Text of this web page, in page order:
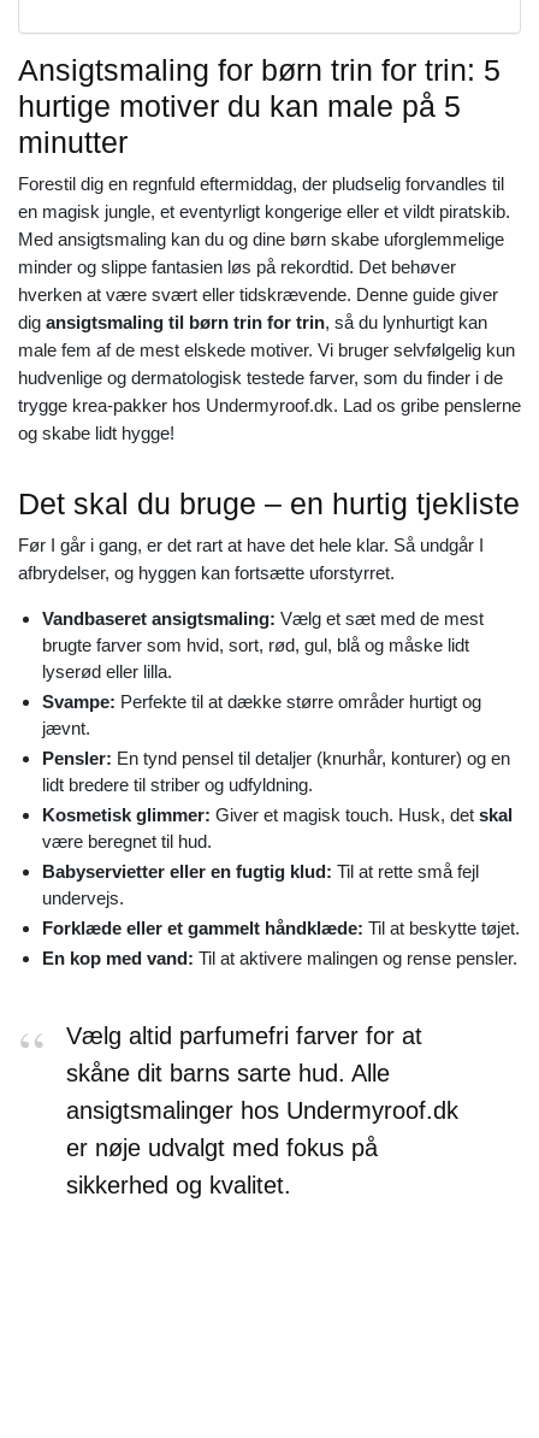
Ansigtsmaling for børn trin for trin: 5
hurtige motiver du kan male på 5
minutter
Forestil dig en regnfuld eftermiddag, der pludselig forvandles til
en magisk jungle, et eventyrligt kongerige eller et vildt piratskib.
Med ansigtsmaling kan du og dine børn skabe uforglemmelige
minder og slippe fantasien løs på rekordtid. Det behøver
hverken at være svært eller tidskrævende. Denne guide giver
dig ansigtsmaling til børn trin for trin, så du lynhurtigt kan
male fem af de mest elskede motiver. Vi bruger selvfølgelig kun
hudvenlige og dermatologisk testede farver, som du finder i de
trygge krea-pakker hos Undermyroof.dk. Lad os gribe penslerne
og skabe lidt hygge!
Det skal du bruge – en hurtig tjekliste
Før I går i gang, er det rart at have det hele klar. Så undgår I
afbrydelser, og hyggen kan fortsætte uforstyrret.
Vandbaseret ansigtsmaling: Vælg et sæt med de mest
brugte farver som hvid, sort, rød, gul, blå og måske lidt
lyserød eller lilla.
Svampe: Perfekte til at dække større områder hurtigt og
jævnt.
Pensler: En tynd pensel til detaljer (knurhår, konturer) og en
lidt bredere til striber og udfyldning.
Kosmetisk glimmer: Giver et magisk touch. Husk, det skal
være beregnet til hud.
Babyservietter eller en fugtig klud: Til at rette små fejl
undervejs.
Forklæde eller et gammelt håndklæde: Til at beskytte tøjet.
En kop med vand: Til at aktivere malingen og rense pensler.
Vælg altid parfumefri farver for at
skåne dit barns sarte hud. Alle
ansigtsmalinger hos Undermyroof.dk
er nøje udvalgt med fokus på
sikkerhed og kvalitet.